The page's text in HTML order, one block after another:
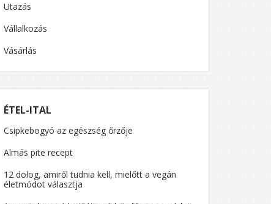
Utazás
Vállalkozás
Vásárlás
ÉTEL-ITAL
Csipkebogyó az egészség őrzője
Almás pite recept
12 dolog, amiről tudnia kell, mielőtt a vegán
életmódot választja